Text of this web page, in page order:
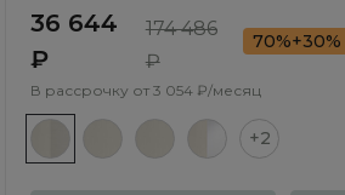
36 644
₽
174 486
₽
70%+30%
В рассрочку от 3 054 ₽/месяц
+2